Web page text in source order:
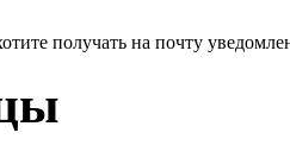
получать на почту